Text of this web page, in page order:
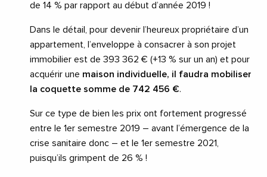
de 14 % par rapport au début d’année 2019 !
Dans le détail, pour devenir l’heureux propriétaire d’un
appartement, l’enveloppe à consacrer à son projet
immobilier est de 393 362 € (+13 % sur un an) et pour
acquérir une maison individuelle, il faudra mobiliser
la coquette somme de 742 456 €.
Sur ce type de bien les prix ont fortement progressé
entre le 1er semestre 2019 – avant l’émergence de la
crise sanitaire donc – et le 1er semestre 2021,
puisqu’ils grimpent de 26 % !